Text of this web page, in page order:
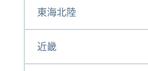
東海北陸
近畿